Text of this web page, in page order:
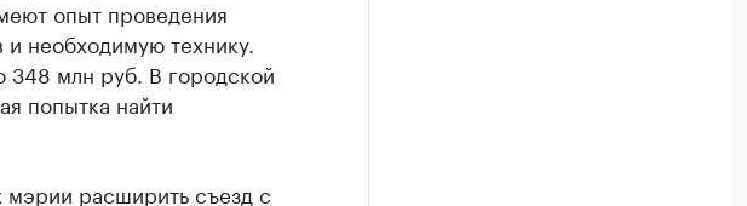
опыт проведения
необходимую технику.
348 млн руб. В городской
попытка найти
мэрии расширить съезд с